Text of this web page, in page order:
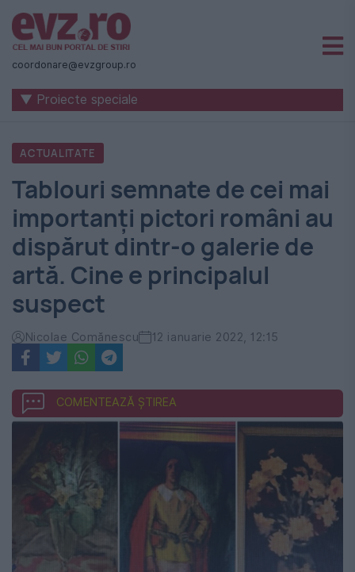
Știri
naționale
internaționale
România
Evenimentul
Zilei
coordonare@evzgroup.ro
▼ Proiecte speciale
ACTUALITATE
Tablouri semnate de cei mai
importanți pictori români au
dispărut dintr-o galerie de
artă. Cine e principalul
suspect
Nicolae Comănescu 12 ianuarie 2022, 12:15
COMENTEAZĂ ȘTIREA